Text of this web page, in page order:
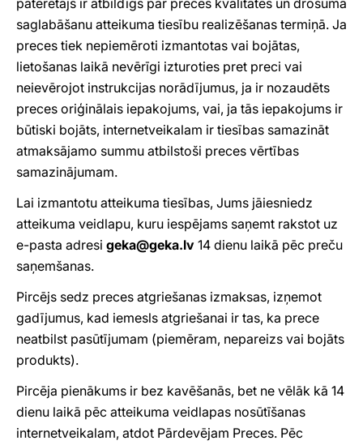
patērētājs ir atbildīgs par preces kvalitātes un drošuma
saglabāšanu atteikuma tiesību realizēšanas termiņā. Ja
preces tiek nepiemēroti izmantotas vai bojātas,
lietošanas laikā nevērīgi izturoties pret preci vai
neievērojot instrukcijas norādījumus, ja ir nozaudēts
preces oriģinālais iepakojums, vai, ja tās iepakojums ir
būtiski bojāts, internetveikalam ir tiesības samazināt
atmaksājamo summu atbilstoši preces vērtības
samazinājumam.
Lai izmantotu atteikuma tiesības, Jums jāiesniedz
atteikuma veidlapu, kuru iespējams saņemt rakstot uz
e-pasta adresi geka@geka.lv 14 dienu laikā pēc preču
saņemšanas.
Pircējs sedz preces atgriešanas izmaksas, izņemot
gadījumus, kad iemesls atgriešanai ir tas, ka prece
neatbilst pasūtījumam (piemēram, nepareizs vai bojāts
produkts).
Pircēja pienākums ir bez kavēšanās, bet ne vēlāk kā 14
dienu laikā pēc atteikuma veidlapas nosūtīšanas
internetveikalam, atdot Pārdevējam Preces. Pēc